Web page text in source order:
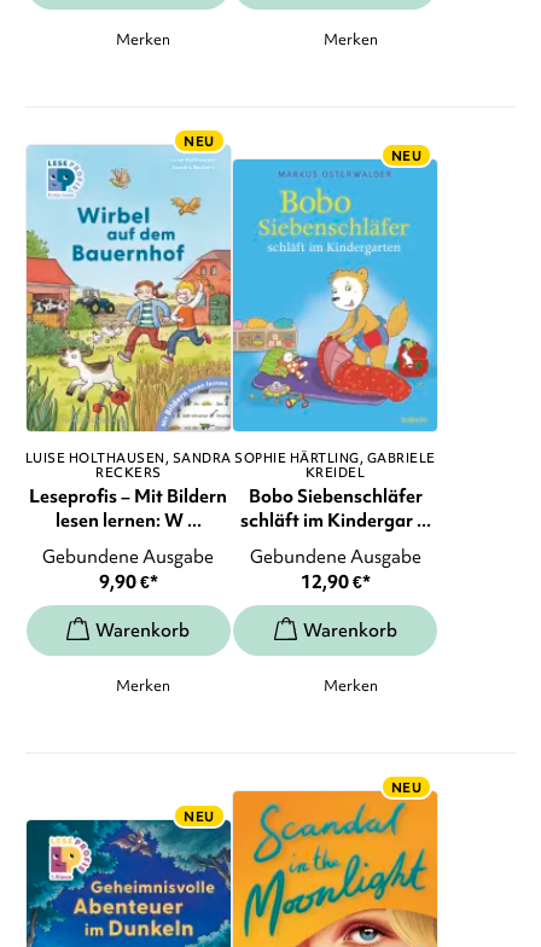
Merken Merken
NEU
LUISE HOLTHAUSEN SANDRA
RECKERS
Leseprofis – Mit Bildern
lesen lernen: W ...
Gebundene Ausgabe
9,90€*
Merken
NEU
SOPHIE HÄRTLING GABRIELE
KREIDEL
Bobo Siebenschläfer
schläft im Kindergar ...
Gebundene Ausgabe
12,90€*
Merken
NEU
NEU